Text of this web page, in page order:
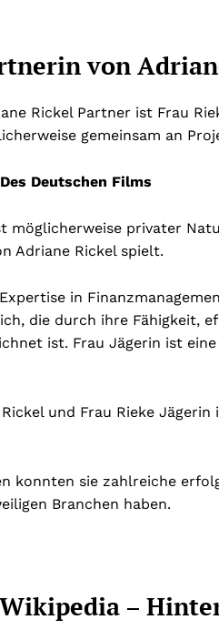
von
Rickel Partner ist Frau
gemeinsam an
Deutschen Films
privater
Adriane Rickel spielt.
in
die durch ihre Fähigkeit,
ist. Frau Jägerin ist
und Frau Rieke
konnten sie zahlreiche
Branchen haben.
–